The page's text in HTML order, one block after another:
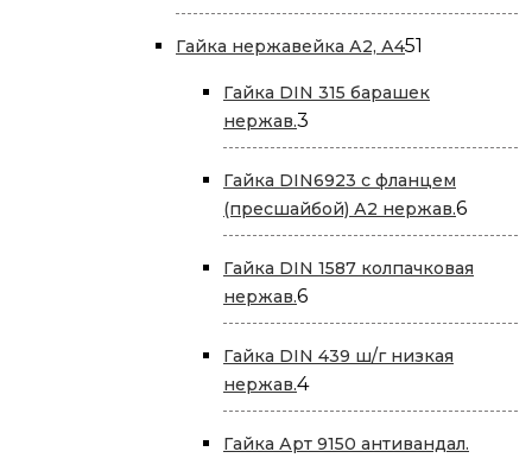
товаров
Гайка нержавейка А2, А451
Гайка DIN 315 барашек
нержав.3
товара
Гайка DIN6923 с фланцем
(пресшайбой) А2 нержав.66
Гайка DIN 1587 колпачковая
нержав.66
товаров
Гайка DIN 439 ш/г низкая
нержав.44
товара
Гайка Арт 9150 антивандал.